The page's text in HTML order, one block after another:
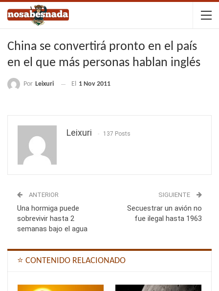
China se convertirá pronto en el país
en el que más personas hablan inglés
Por Leixuri El 1 Nov 2011
Leixuri 137 Posts
ANTERIOR
Una hormiga puede
sobrevivir hasta 2
semanas bajo el agua
SIGUIENTE
Secuestrar un avión no
fue ilegal hasta 1963
⭐ CONTENIDO RELACIONADO